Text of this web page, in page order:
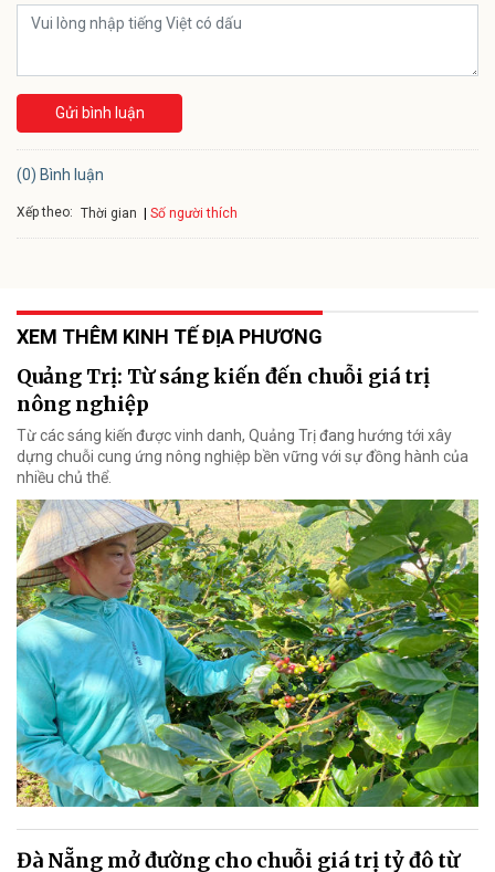
Gửi bình luận
(0) Bình luận
Xếp theo: Thời gian Số người thích
XEM THÊM KINH TẾ ĐỊA PHƯƠNG
Quảng Trị: Từ sáng kiến đến chuỗi giá trị
nông nghiệp
Từ các sáng kiến được vinh danh, Quảng Trị đang hướng tới xây
dựng chuỗi cung ứng nông nghiệp bền vững với sự đồng hành của
nhiều chủ thể.
Đà Nẵng mở đường cho chuỗi giá trị tỷ đô từ